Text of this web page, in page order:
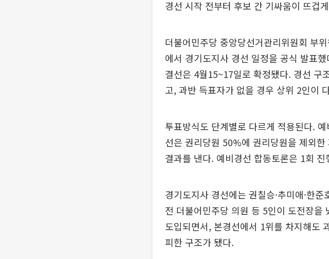
경선 시작 전부터 후보 간 기싸움이 뜨겁
더불어민주당 중앙당선거관리위원회 부
에서 경기도지사 경선 일정을 공식 발표
결선은 4월15~17일로 확정됐다. 경선 구
고, 과반 득표자가 없을 경우 상위 2인이
투표방식도 단계별로 다르게 적용된다.
선은 권리당원 50%에 권리당원을 제외
결과를 낸다. 예비경선 합동토론은 1회
경기도지사 경선에는 권칠승·추미애·한
전 더불어민주당 의원 등 5인이 도전장
도입되면서, 본경선에서 1위를 차지해도
피한 구조가 됐다.